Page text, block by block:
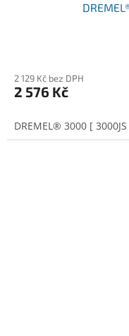
2 129 Kč bez DPH
2 576 Kč
DREMEL® 3000 [